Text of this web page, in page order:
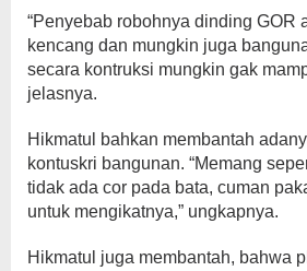
“Penyebab robohnya dinding GOR
kencang dan mungkin juga
secara kontruksi mungkin gak
jelasnya.
Hikmatul bahkan membantah
kontuskri bangunan. “Memang
tidak ada cor pada bata, cuman
untuk mengikatnya,” ungkapnya.
Hikmatul juga membantah, bahwa